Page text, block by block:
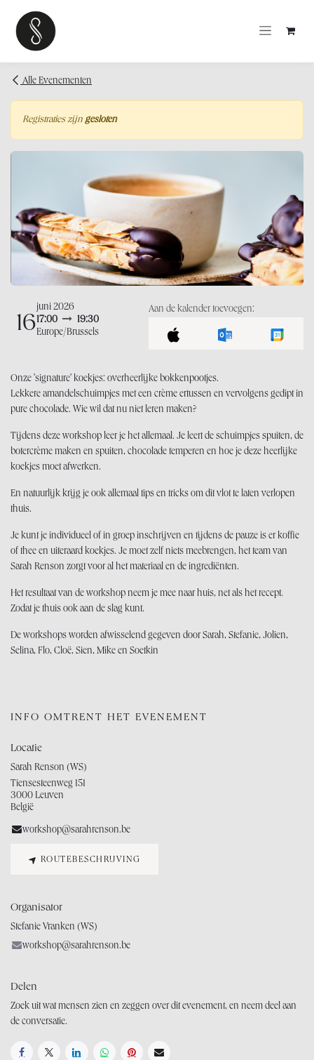
Alle Evenementen
Registraties zijn gesloten
16
juni 2026
17:00
19:30
Europe/Brussels
Aan de kalender toevoegen:
Onze 'signature' koekjes: overheerlijke bokkenpootjes.
Lekkere amandelschuimpjes met een crème ertussen en vervolgens gedipt in
pure chocolade. Wie wil dat nu niet leren maken?
Tijdens deze workshop leer je het allemaal. Je leert de schuimpjes spuiten, de
botercrème maken en spuiten, chocolade temperen en hoe je deze heerlijke
koekjes moet afwerken.
En natuurlijk krijg je ook allemaal tips en tricks om dit vlot te laten verlopen
thuis.
Je kunt je individueel of in groep inschrijven en tijdens de pauze is er koffie
of thee en uiteraard koekjes. Je moet zelf niets meebrengen, het team van
Sarah Renson zorgt voor al het materiaal en de ingrediënten.
Het resultaat van de workshop neem je mee naar huis, net als het recept.
Zodat je thuis ook aan de slag kunt.
De workshops worden afwisselend gegeven door Sarah, Stefanie, Jolien,
Selina, Flo, Cloë, Sien, Mike en Soetkin
INFO OMTRENT HET EVENEMENT
Locatie
Sarah Renson (WS)
Tiensesteenweg 151
3000 Leuven
België
workshop@sarahrenson.be
ROUTEBESCHRIJVING
Organisator
Stefanie Vranken (WS)
workshop@sarahrenson.be
Delen
Zoek uit wat mensen zien en zeggen over dit evenement, en neem deel aan
de conversatie.